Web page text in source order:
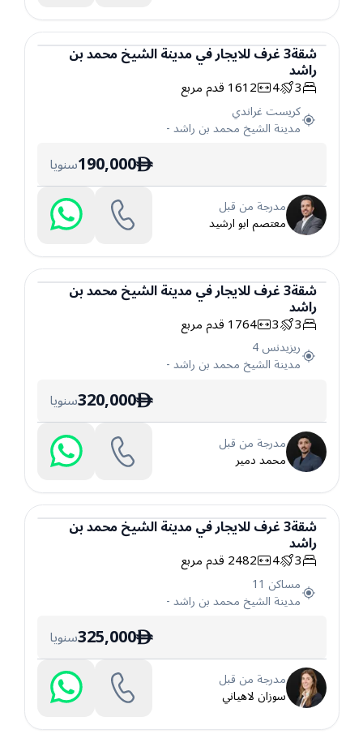
شقة
شقة3غرفللايجارفيمدينة الشيخ محمد بن
راشد
3
4
1612قدم مربع
كريست غراندي
مدينة الشيخ محمد بن راشد-
ê
190,000سنويا
مدرجة من قبل
معتصم ابو ارشيد
شقة
شقة3غرفللايجارفيمدينة الشيخ محمد بن
راشد
3
3
1764قدم مربع
ريزيدنس 4
مدينة الشيخ محمد بن راشد-
ê
320,000سنويا
مدرجة من قبل
محمد دمير
شقة
شقة3غرفللايجارفيمدينة الشيخ محمد بن
راشد
3
4
2482قدم مربع
مساكن 11
مدينة الشيخ محمد بن راشد-
ê
325,000سنويا
مدرجة من قبل
سوزان لاهياني